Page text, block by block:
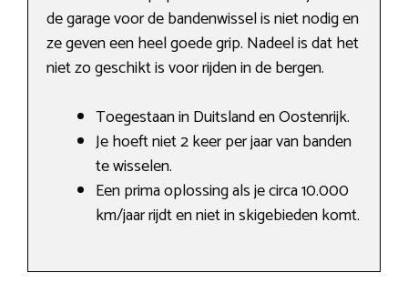
de garage voor de bandenwissel is niet nodig en
ze geven een heel goede grip. Nadeel is dat het
niet zo geschikt is voor rijden in de bergen.
Toegestaan in Duitsland en Oostenrijk.
Je hoeft niet 2 keer per jaar van banden
te wisselen.
Een prima oplossing als je circa 10.000
km/jaar rijdt en niet in skigebieden komt.